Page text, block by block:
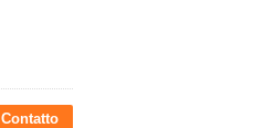
Contatto